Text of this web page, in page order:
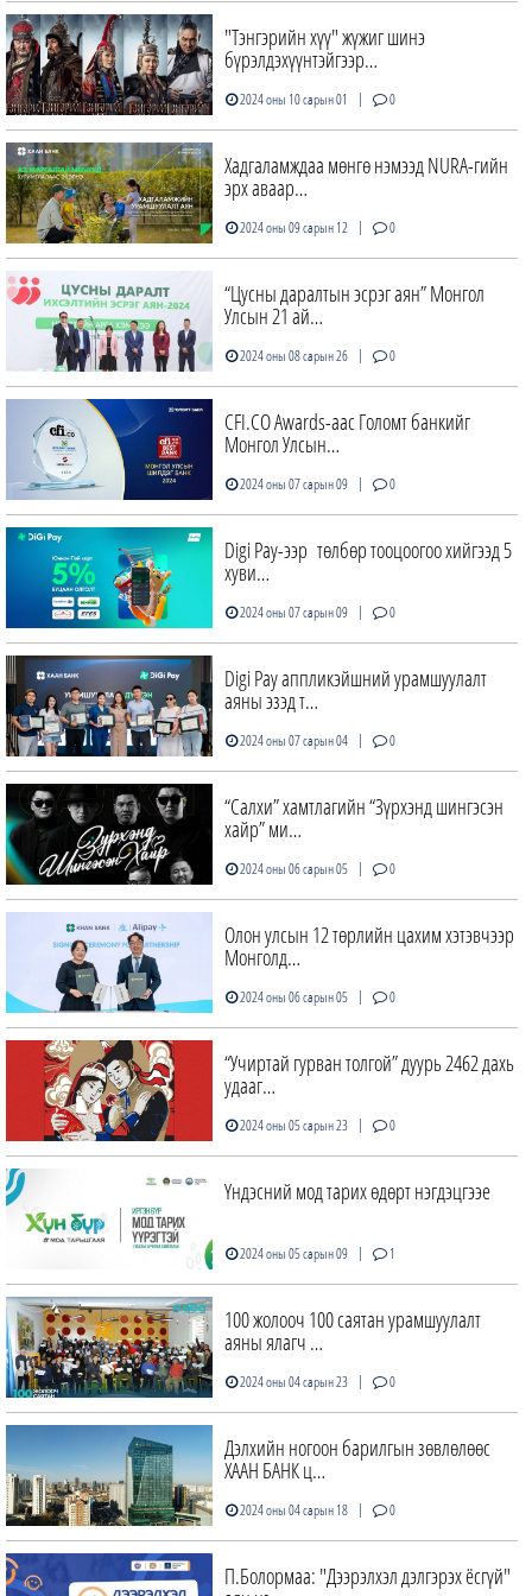
"Тэнгэрийн хүү" жүжиг шинэ
бүрэлдэхүүнтэйгээр…
2024 оны 10 сарын 01 | 0
Хадгаламждаа мөнгө нэмээд NURA-гийн
эрх аваар…
2024 оны 09 сарын 12 | 0
“Цусны даралтын эсрэг аян” Монгол
Улсын 21 ай…
2024 оны 08 сарын 26 | 0
CFI.CO Awards-аас Голомт банкийг
Монгол Улсын…
2024 оны 07 сарын 09 | 0
Digi Pay-ээр төлбөр тооцоогоо хийгээд 5
хуви…
2024 оны 07 сарын 09 | 0
Digi Pay аппликэйшний урамшуулалт
аяны эзэд т…
2024 оны 07 сарын 04 | 0
“Салхи” хамтлагийн “Зүрхэнд шингэсэн
хайр” ми…
2024 оны 06 сарын 05 | 0
Олон улсын 12 төрлийн цахим хэтэвчээр
Монголд…
2024 оны 06 сарын 05 | 0
“Учиртай гурван толгой” дуурь 2462 дахь
удааг…
2024 оны 05 сарын 23 | 0
Үндэсний мод тарих өдөрт нэгдэцгээе
2024 оны 05 сарын 09 | 1
100 жолооч 100 саятан урамшуулалт
аяны ялагч …
2024 оны 04 сарын 23 | 0
Дэлхийн ногоон барилгын зөвлөлөөс
ХААН БАНК ц…
2024 оны 04 сарын 18 | 0
П.Болормаа: "Дээрэлхэл дэлгэрэх ёсгүй"